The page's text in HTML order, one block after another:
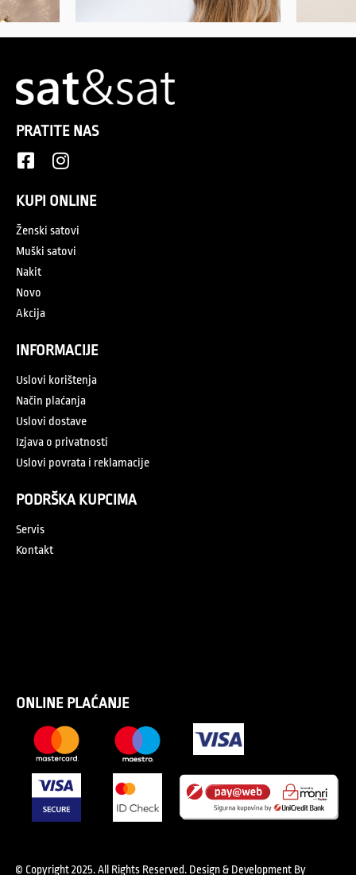
PRATITE NAS
KUPI ONLINE
Ženski satovi
Muški satovi
Nakit
Novo
Akcija
INFORMACIJE
Uslovi korištenja
Način plaćanja
Uslovi dostave
Izjava o privatnosti
Uslovi povrata i reklamacije
PODRŠKA KUPCIMA
Servis
Kontakt
ONLINE PLAĆANJE
© Copyright 2025. All Rights Reserved. Design & Development By